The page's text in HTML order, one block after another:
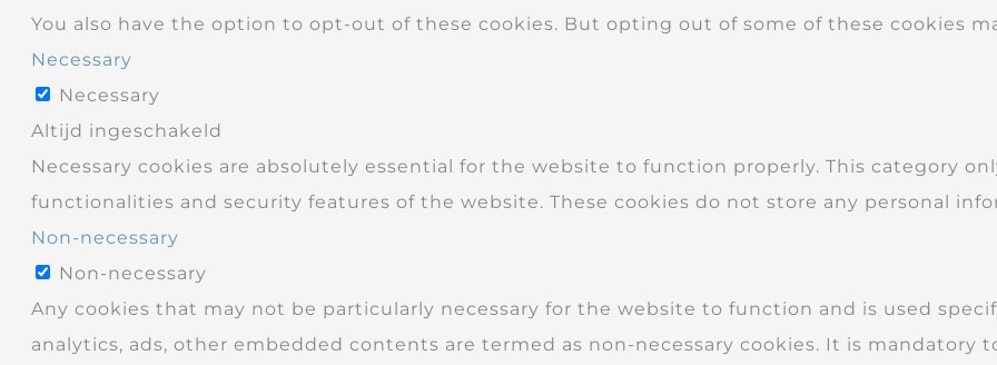
You also have the option to opt-out of these cookies. But opting out of some of these cookies
Necessary
Necessary
Altijd ingeschakeld
Necessary cookies are absolutely essential for the website to function properly. This category
functionalities and security features of the website. These cookies do not store any personal
Non-necessary
Non-necessary
Any cookies that may not be particularly necessary for the website to function and is used
analytics, ads, other embedded contents are termed as non-necessary cookies. It is